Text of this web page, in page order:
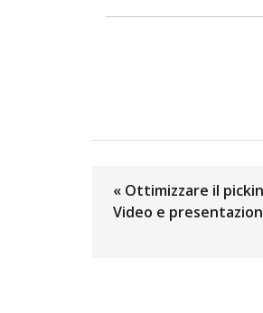
« Ottimizzare il
Video e